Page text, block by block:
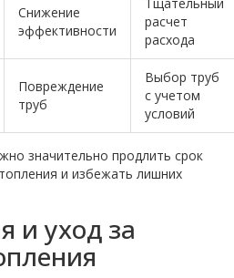
Снижение
эффективности
расчет
расхода
Повреждение
труб
Выбор труб
с учетом
условий
значительно продлить срок
и избежать лишних
и уход за